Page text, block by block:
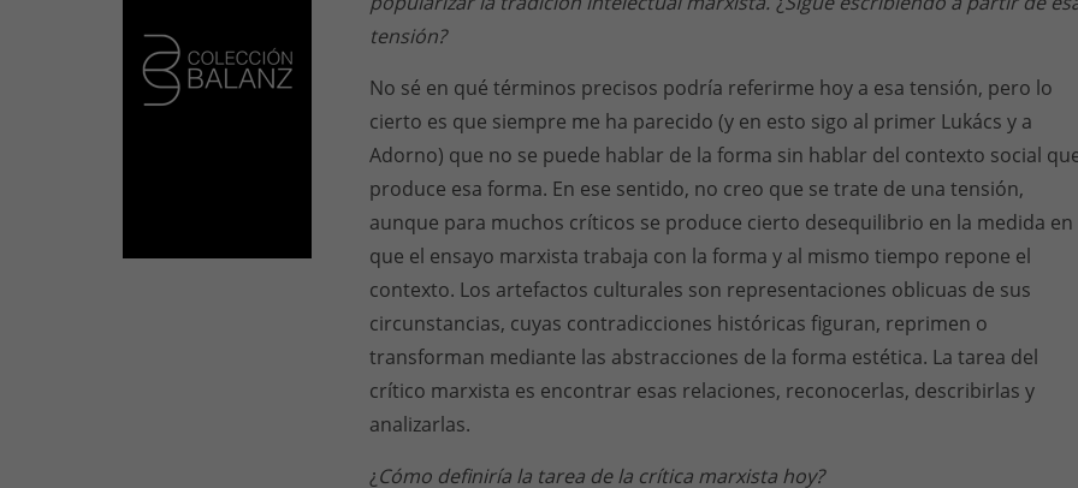
tensión?
No sé en qué términos precisos podría referirme hoy a esa tensión, pero lo
cierto es que siempre me ha parecido (y en esto sigo al primer Lukács y a
Adorno) que no se puede hablar de la forma sin hablar del contexto social
produce esa forma. En ese sentido, no creo que se trate de una tensión,
aunque para muchos críticos se produce cierto desequilibrio en la medida en
que el ensayo marxista trabaja con la forma y al mismo tiempo repone el
contexto. Los artefactos culturales son representaciones oblicuas de sus
circunstancias, cuyas contradicciones históricas figuran, reprimen o
transforman mediante las abstracciones de la forma estética. La tarea del
crítico marxista es encontrar esas relaciones, reconocerlas, describirlas y
analizarlas.
¿Cómo definiría la tarea de la crítica marxista hoy?